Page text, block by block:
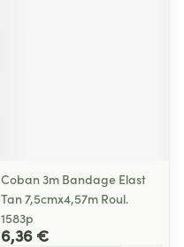
Coban 3m Bandage Elast
Tan 7,5cmx4,57m Roul.
1583p
6,36 €